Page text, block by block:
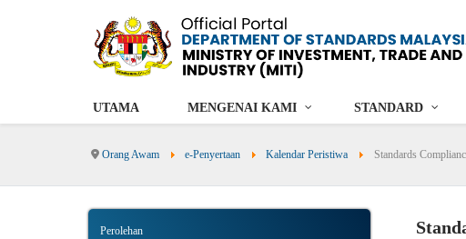
UTAMA MENGENAI KAMI STANDARD
Orang Awam e-Penyertaan Kalendar Peristiwa Standards
Perolehan